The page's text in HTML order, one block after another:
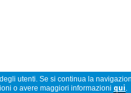
utenti. Se si continua la
o avere maggiori informazioni qui.